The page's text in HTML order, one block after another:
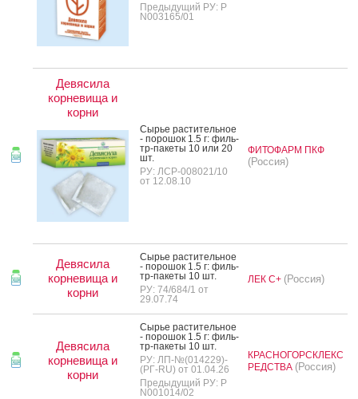
Предыдущий РУ: Р
N003165/01
Девясила
корневища и
корни
Сырье рас­ти­тель­ное
- по­рошок 1.5 г: филь­
тр-па­кеты 10 или 20
шт.
РУ: ЛСР-008021/10
от 12.08.10
ФИТОФАРМ ПКФ
(Россия)
Девясила
корневища и
корни
Сырье рас­ти­тель­ное
- по­рошок 1.5 г: филь­
тр-па­кеты 10 шт.
РУ: 74/684/1 от
29.07.74
ЛЕК С+ (Россия)
Девясила
корневища и
корни
Сырье рас­ти­тель­ное
- по­рошок 1.5 г: филь­
тр-па­кеты 10 шт.
РУ: ЛП-№(014229)-
(РГ-RU) от 01.04.26
Предыдущий РУ: Р
N001014/02
КРАСНОГОРСКЛЕКС
РЕДСТВА (Россия)